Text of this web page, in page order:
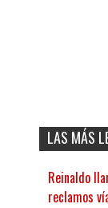
LAS MÁS
Reinaldo
reclamos